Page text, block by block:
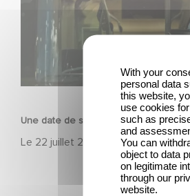
FILM
Une date de sortie pour le nouveau
Le 22 juillet 2026
With your
personal data
this website,
use cookies
such as
and
You can
object to data
on legitimate
through our
website.